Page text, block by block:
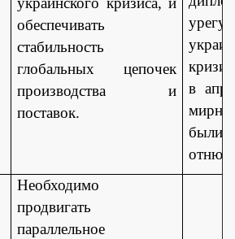
обеспечивать
стабильность
глобальных цепочек
производства и
поставок.
в
были
Необходимо
продвигать
параллельное